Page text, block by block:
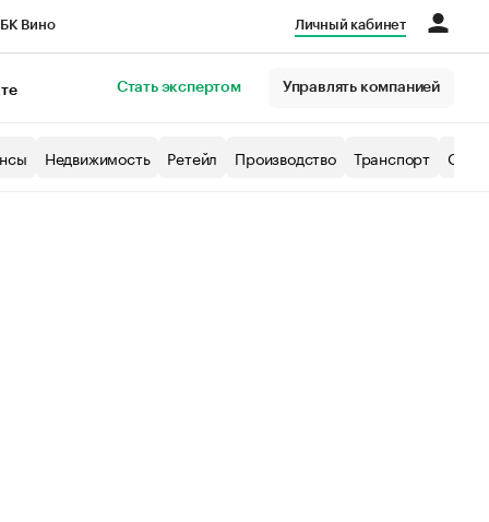
Вино Личный кабинет
Стать экспертом Управлять компанией
Недвижимость Ретейл Производство Транспорт